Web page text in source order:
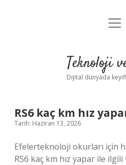
Yasal
Teknoloji
Dijital dünyada
RS6 kaç km hız
Tarih: Haziran 13, 2026
Efelerteknoloji okurları için
RS6 kaç km hız yapar ile